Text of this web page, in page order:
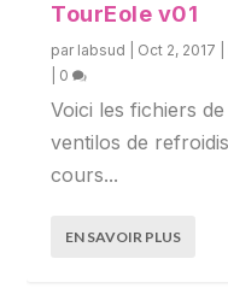
TourEole v01
par labsud Oct 2, 2017
0
Voici les fichiers
ventilos de
cours...
EN SAVOIR PLUS